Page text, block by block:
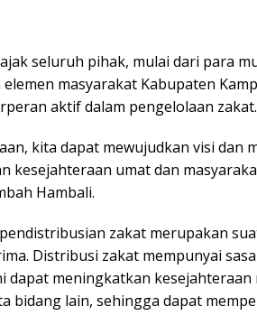
seluruh pihak, mulai dari para
masyarakat Kabupaten
aktif dalam pengelolaan zakat.
kita dapat mewujudkan visi dan
kesejahteraan umat dan
Hambali.
zakat merupakan
Distribusi zakat mempunyai
dapat meningkatkan kesejahteraan
bidang lain, sehingga dapat